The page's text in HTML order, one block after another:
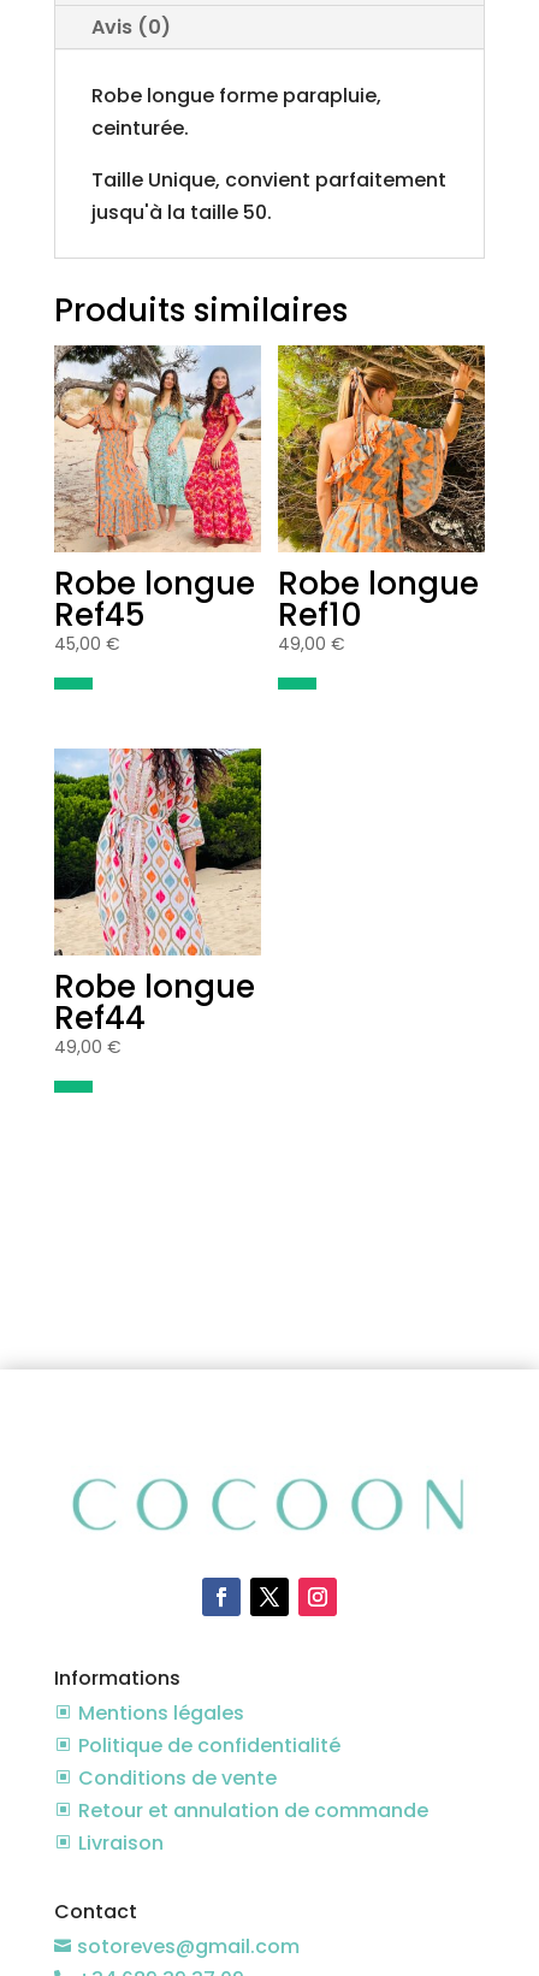
Avis (0)
Robe longue forme parapluie,
ceinturée.
Taille Unique, convient parfaitement
jusqu'à la taille 50.
Produits similaires
Robe longue
Ref45
45,00 €
Robe longue
Ref10
49,00€
Robe longue
Ref44
49,00 €
Informations
W Mentions légales
W Politique de confidentialité
W Conditions de vente
W Retour et annulation de commande
W Livraison
Contact
 sotoreves@gmail.com